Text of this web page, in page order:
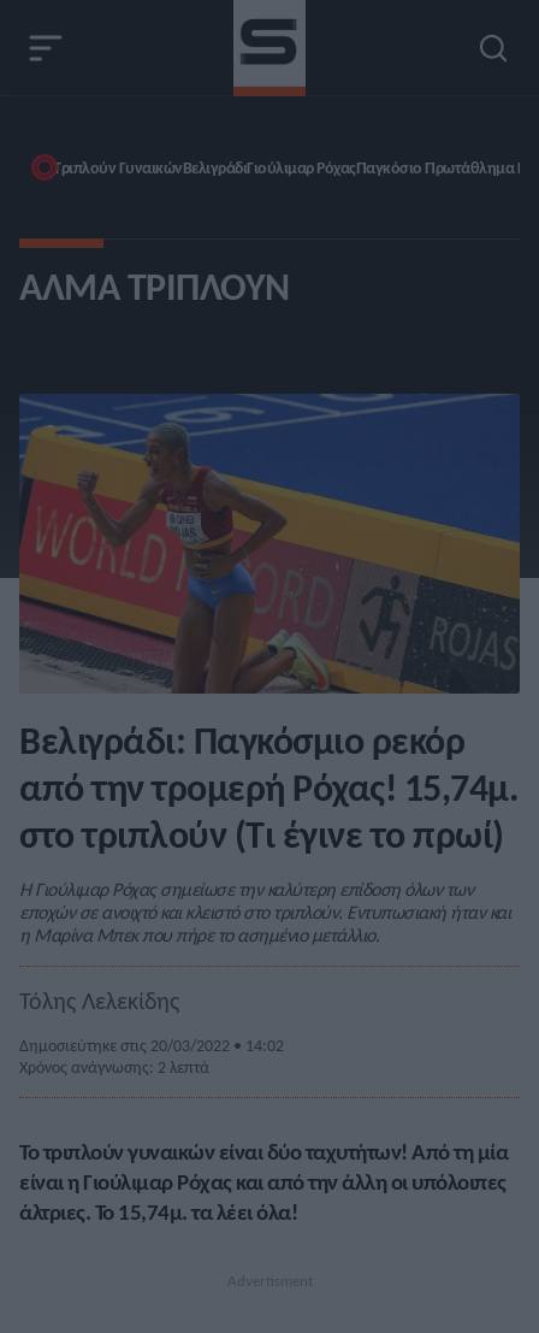
Τριπλούν ΓυναικώνΒελιγράδιΓιούλιμαρ ΡόχαςΠαγκόσιο Πρωτάθλημα
ΆΛΜΑ ΤΡΙΠΛΟΎΝ
Βελιγράδι: Παγκόσμιο ρεκόρ
από την τρομερή Ρόχας! 15,74μ.
στο τριπλούν (Τι έγινε το πρωί)
Η Γιούλιμαρ Ρόχας σημείωσε την καλύτερη επίδοση όλων των
εποχών σε ανοιχτό και κλειστό στο τριπλούν. Εντυπωσιακή ήταν και
η Μαρίνα Μπεκ που πήρε το ασημένιο μετάλλιο.
Τόλης Λελεκίδης
Δημοσιεύτηκε στις 20/03/2022 • 14:02
Χρόνος ανάγνωσης: 2 λεπτά
Το τριπλούν γυναικών είναι δύο ταχυτήτων! Από τη μία
είναι η Γιούλιμαρ Ρόχας και από την άλλη οι υπόλοιπες
άλτριες. Το 15,74μ. τα λέει όλα!